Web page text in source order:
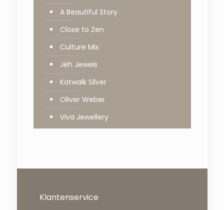
A Beautiful Story
Close to Zen
Culture Mix
Jéh Jewels
Katwalk Silver
Oliver Weber
Viva Jewellery
Klantenservice